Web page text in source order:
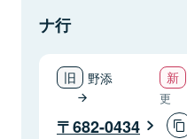
ナ行
野添
更
682-0434